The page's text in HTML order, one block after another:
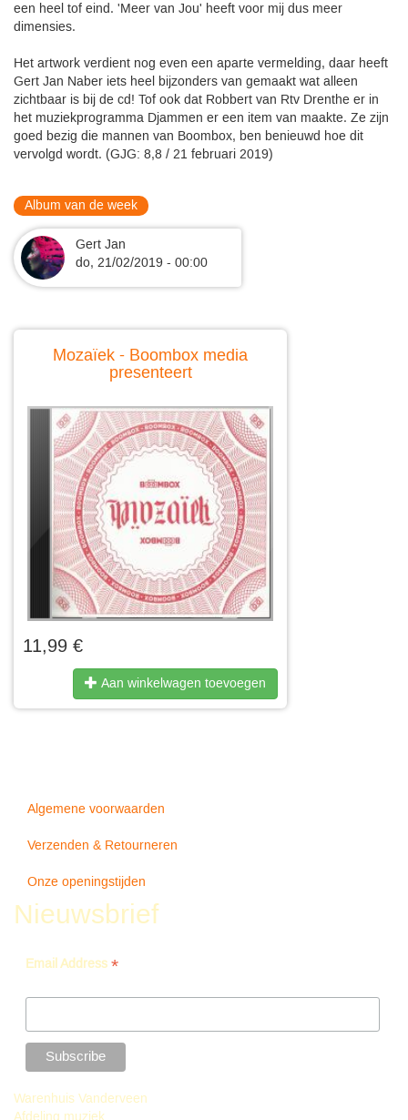
een heel tof eind. 'Meer van Jou' heeft voor mij dus meer
dimensies.
Het artwork verdient nog even een aparte vermelding, daar heeft
Gert Jan Naber iets heel bijzonders van gemaakt wat alleen
zichtbaar is bij de cd! Tof ook dat Robbert van Rtv Drenthe er in
het muziekprogramma Djammen er een item van maakte. Ze zijn
goed bezig die mannen van Boombox, ben benieuwd hoe dit
vervolgd wordt. (GJG: 8,8 / 21 februari 2019)
Album van de week
Gert Jan
do, 21/02/2019 - 00:00
Mozaïek - Boombox media
presenteert
11,99 €
Aan winkelwagen toevoegen
Algemene voorwaarden
Verzenden & Retourneren
Onze openingstijden
Nieuwsbrief
Email Address *
Warenhuis Vanderveen